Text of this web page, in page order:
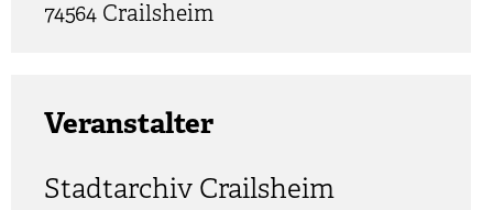
74564 Crailsheim
Veranstalter
Stadtarchiv Crailsheim